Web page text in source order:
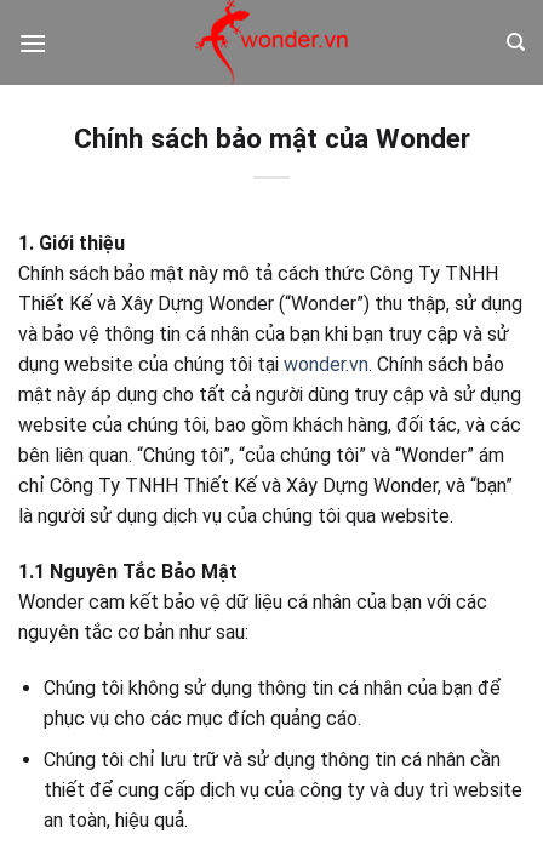
qua
Chính sách bảo mật của Wonder
1. Giới thiệu
Chính sách bảo mật này mô tả cách thức Công Ty TNHH
Thiết Kế và Xây Dựng Wonder (“Wonder”) thu thập, sử dụng
và bảo vệ thông tin cá nhân của bạn khi bạn truy cập và sử
dụng website của chúng tôi tại wonder.vn. Chính sách bảo
mật này áp dụng cho tất cả người dùng truy cập và sử dụng
website của chúng tôi, bao gồm khách hàng, đối tác, và các
bên liên quan. “Chúng tôi”, “của chúng tôi” và “Wonder” ám
chỉ Công Ty TNHH Thiết Kế và Xây Dựng Wonder, và “bạn”
là người sử dụng dịch vụ của chúng tôi qua website.
1.1 Nguyên Tắc Bảo Mật
Wonder cam kết bảo vệ dữ liệu cá nhân của bạn với các
nguyên tắc cơ bản như sau:
Chúng tôi không sử dụng thông tin cá nhân của bạn để
phục vụ cho các mục đích quảng cáo.
Chúng tôi chỉ lưu trữ và sử dụng thông tin cá nhân cần
thiết để cung cấp dịch vụ của công ty và duy trì website
an toàn, hiệu quả.